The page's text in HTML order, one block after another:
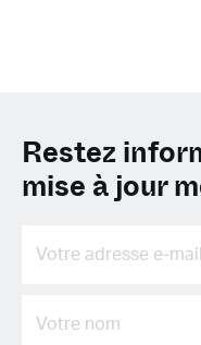
Restez
mise à jour